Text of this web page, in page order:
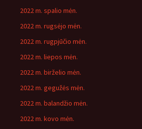
2022 m. spalio mėn.
2022 m. rugsėjo mėn.
2022 m. rugpjūčio mėn.
2022 m. liepos mėn.
2022 m. birželio mėn.
2022 m. gegužės mėn.
2022 m. balandžio mėn.
2022 m. kovo mėn.